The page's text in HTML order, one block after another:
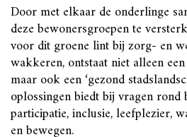
Door met elkaar de onderlinge
deze bewonersgroepen te
voor dit groene lint bij zorg- en
wakkeren, ontstaat niet alleen
maar ook een ‘gezond
oplossingen biedt bij vragen
participatie, inclusie, leefplezier,
en bewegen.